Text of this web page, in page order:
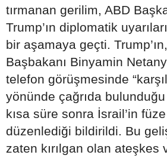
tırmanan gerilim, ABD
Trump’ın diplomatik
bir aşamaya geçti.
Başbakanı Binyamin
telefon görüşmesinde
yönünde çağrıda
kısa süre sonra İsrail’in füze
düzenlediği bildirildi. Bu
zaten kırılgan olan ateşkes